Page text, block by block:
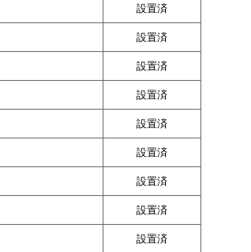
設置済
設置済
設置済
設置済
設置済
設置済
設置済
設置済
設置済